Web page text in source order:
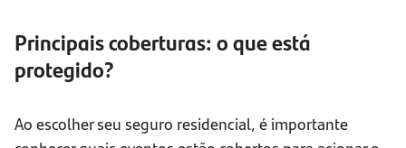
Principais coberturas: o que está
protegido?
Ao escolher seu seguro residencial, é importante